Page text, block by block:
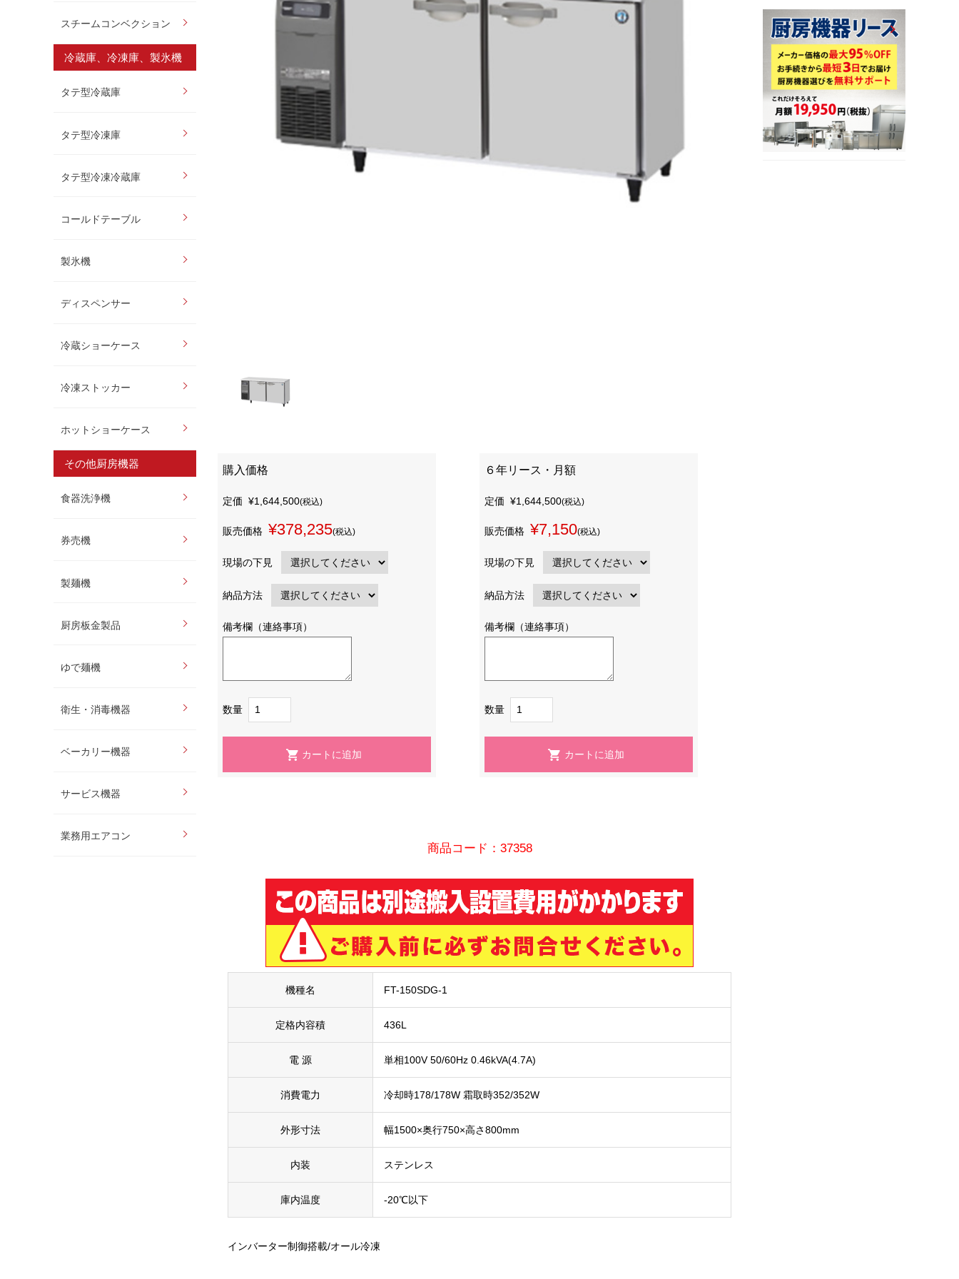
スチームコンベクション
冷蔵庫、冷凍庫、製氷機
タテ型冷蔵庫
タテ型冷凍庫
タテ型冷凍冷蔵庫
コールドテーブル
製氷機
ディスペンサー
冷蔵ショーケース
冷凍ストッカー
ホットショーケース
その他厨房機器
食器洗浄機
券売機
製麺機
厨房板金製品
ゆで麺機
衛生・消毒機器
ベーカリー機器
サービス機器
業務用エアコン
購入価格
定価 ¥1,644,500(税込)
販売価格 ¥378,235(税込)
現場の下見
納品方法
備考欄（連絡事項）
数量
６年リース・月額
定価 ¥1,644,500(税込)
販売価格 ¥7,150(税込)
現場の下見
納品方法
備考欄（連絡事項）
数量
商品コード：37358
機種名 FT-150SDG-1
定格内容積 436L
電 源 単相100V 50/60Hz 0.46kVA(4.7A)
消費電力 冷却時178/178W 霜取時352/352W
外形寸法 幅1500×奥行750×高さ800mm
内装 ステンレス
庫内温度 -20℃以下
インバーター制御搭載/オール冷凍